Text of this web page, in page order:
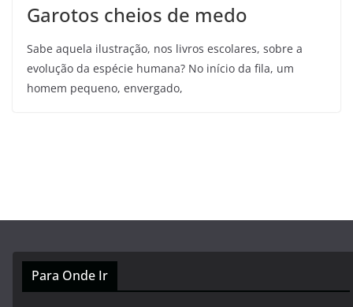
Garotos cheios de medo
Sabe aquela ilustração, nos livros escolares, sobre a
evolução da espécie humana? No início da fila, um
homem pequeno, envergado,
Para Onde Ir